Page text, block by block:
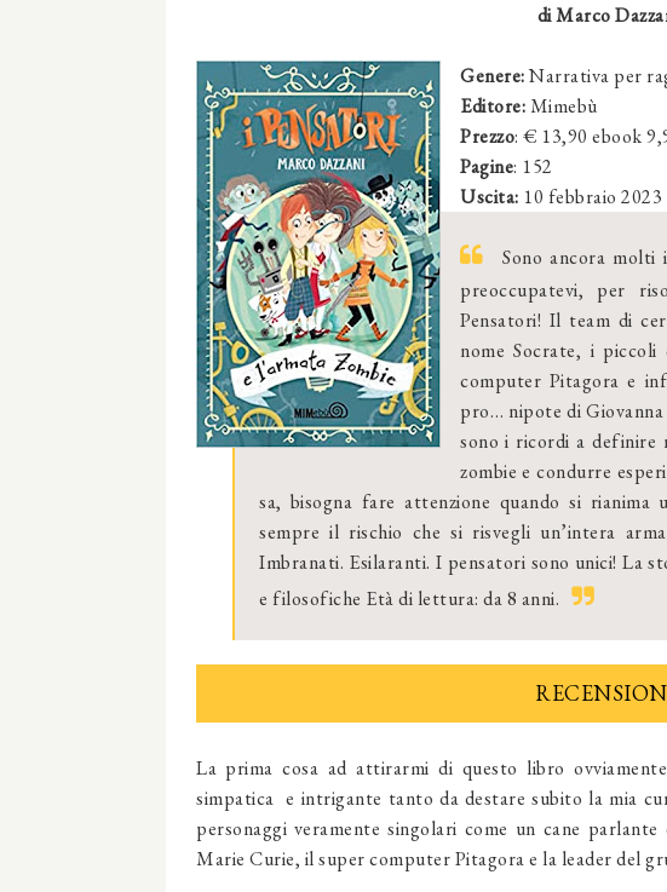
di Marco
Genere:Narrativa per
Editore:Mimebù
Prezzo: € 13,90 ebook
Pagine: 152
Uscita: 10 febbraio 2023
Sono ancora molti
preoccupatevi, per
Pensatori! Il team di
nome Socrate, i
computer Pitagora e
pro… nipote di Giovanna
sono i ricordi a definire
zombie e condurre
sa, bisogna fare attenzione quando si rianima
sempre il rischio che si risvegli un’intera
Imbranati. Esilaranti. I pensatori sono unici! La
e filosofiche Età di lettura: da 8 anni.
La prima cosa ad attirarmi di questo libro
simpatica e intrigante tanto da destare subito la mia
personaggi veramente singolari come un cane
Marie Curie, il super computer Pitagora e la leader del